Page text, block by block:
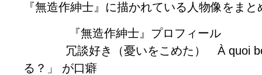
『無造作紳士』に描かれている人物像をま
『無造作紳士』プロフィール
冗談好き（憂いをこめた） À quoi
る？」 が口癖